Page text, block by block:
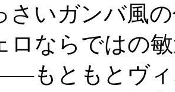
さいガンバ風
ロならではの
もともとヴィ